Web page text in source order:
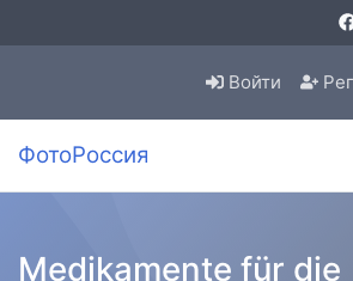
Войти
ФотоРоссия
Medikamente für die